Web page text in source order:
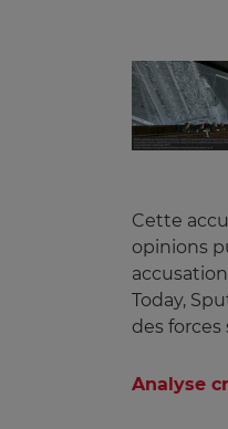
Cette
opinions
Today,
des
Analyse